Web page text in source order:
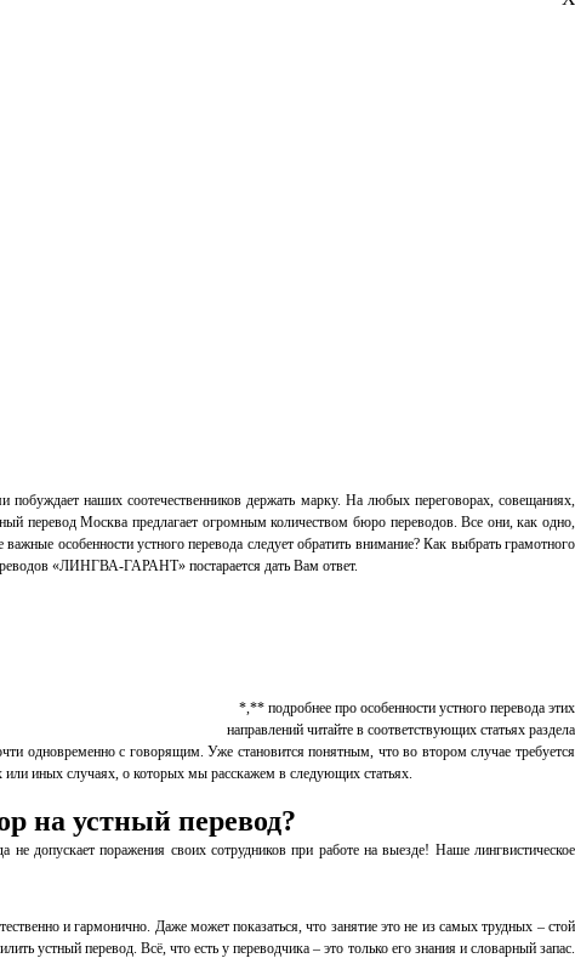
наших соотечественников держать марку. На любых переговорах, совещаниях,
перевод Москва предлагает огромным количеством бюро переводов. Все они, как одно,
особенности устного перевода следует обратить внимание? Как выбрать грамотного
«ЛИНГВА-ГАРАНТ» постарается дать Вам ответ.
*,** подробнее про особенности устного перевода этих
направлений читайте в соответствующих статьях раздела
одновременно с говорящим. Уже становится понятным, что во втором случае требуется
иных случаях, о которых мы расскажем в следующих статьях.
на устный перевод?
допускает поражения своих сотрудников при работе на выезде! Наше лингвистическое
и гармонично. Даже может показаться, что занятие это не из самых трудных – стой
устный перевод. Всё, что есть у переводчика – это только его знания и словарный запас.